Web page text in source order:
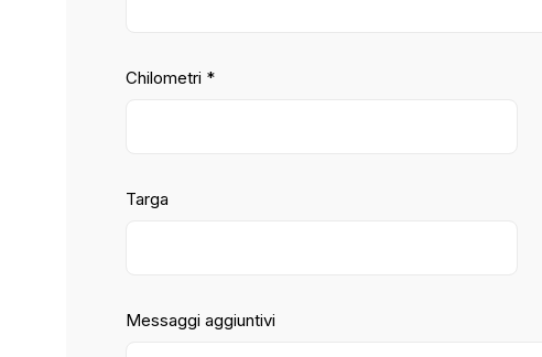
Chilometri *
Targa
Messaggi aggiuntivi